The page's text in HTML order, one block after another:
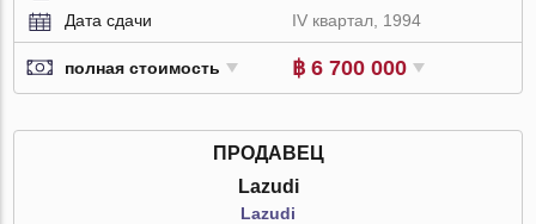
Дата сдачи
IV квартал, 1994
полная стоимость ฿ 6 700 000
ПРОДАВЕЦ
Lazudi
Lazudi